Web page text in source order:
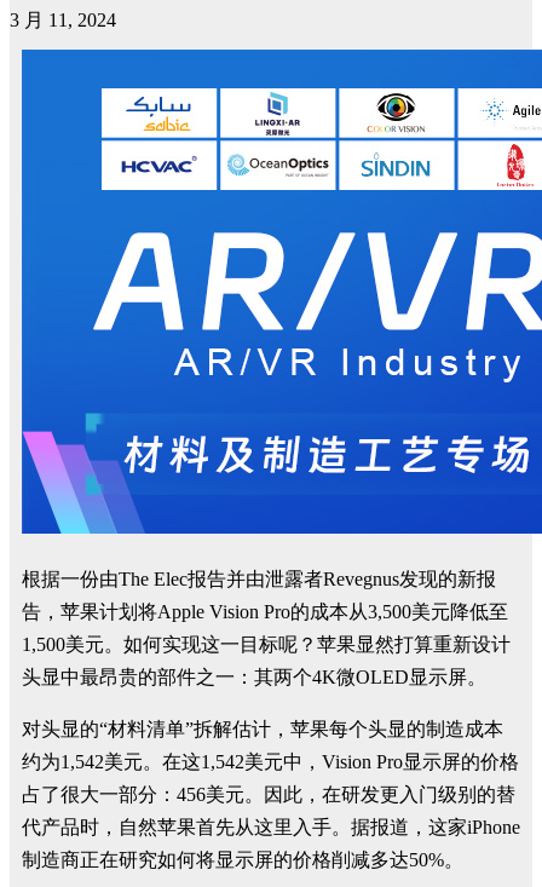
3 月 11, 2024
根据一份由The Elec报告并由泄露者Revegnus发现的新报
告，苹果计划将Apple Vision Pro的成本从3,500美元降低至
1,500美元。如何实现这一目标呢？苹果显然打算重新设计
头显中最昂贵的部件之一：其两个4K微OLED显示屏。
对头显的“材料清单”拆解估计，苹果每个头显的制造成本
约为1,542美元。在这1,542美元中，Vision Pro显示屏的价格
占了很大一部分：456美元。因此，在研发更入门级别的替
代产品时，自然苹果首先从这里入手。据报道，这家iPhone
制造商正在研究如何将显示屏的价格削减多达50%。